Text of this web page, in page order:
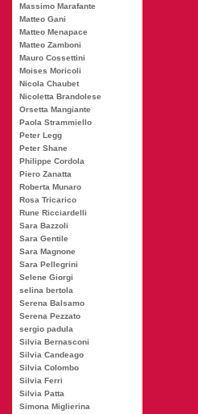
Massimo Marafante
Matteo Gani
Matteo Menapace
Matteo Zamboni
Mauro Cossettini
Moises Moricoli
Nicola Chaubet
Nicoletta Brandolese
Orsetta Mangiante
Paola Strammiello
Peter Legg
Peter Shane
Philippe Cordola
Piero Zanatta
Roberta Munaro
Rosa Tricarico
Rune Ricciardelli
Sara Bazzoli
Sara Gentile
Sara Magnone
Sara Pellegrini
Selene Giorgi
selina bertola
Serena Balsamo
Serena Pezzato
sergio padula
Silvia Bernasconi
Silvia Candeago
Silvia Colombo
Silvia Ferri
Silvia Patta
Simona Miglierina